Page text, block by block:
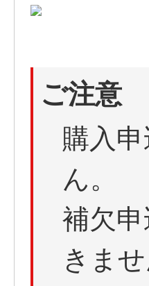
ご注意
購入
ん。
補欠
きませ